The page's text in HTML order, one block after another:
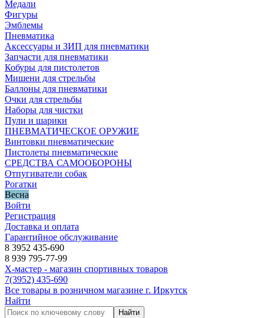
Медали
Фигуры
Эмблемы
Пневматика
Аксессуары и ЗИП для пневматики
Запчасти для пневматики
Кобуры для пистолетов
Мишени для стрельбы
Баллоны для пневматики
Очки для стрельбы
Наборы для чистки
Пули и шарики
ПНЕВМАТИЧЕСКОЕ ОРУЖИЕ
Винтовки пневматические
Пистолеты пневматические
СРЕДСТВА САМООБОРОНЫ
Отпугиватели собак
Рогатки
Весна
Войти
Регистрация
Доставка и оплата
Гарантийное обслуживание
8 3952 435-690
8 939 795-77-99
Х-мастер - магазин спортивных товаров
7(3952) 435-690
Все товары в розничном магазине г. Иркутск
Найти
Найти